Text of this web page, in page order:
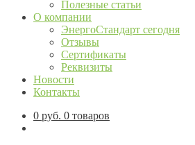
Полезные статьи
О компании
ЭнергоСтандарт сегодня
Отзывы
Сертификаты
Реквизиты
Новости
Контакты
0 руб. 0 товаров